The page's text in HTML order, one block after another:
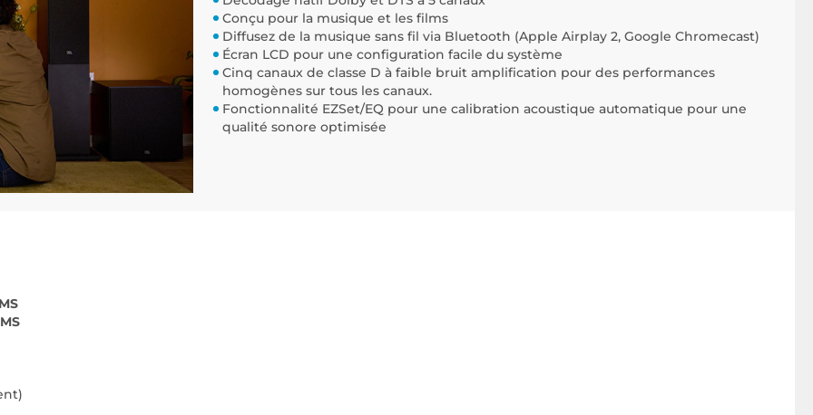
Conçu pour la musique et les films
Diffusez de la musique sans fil via Bluetooth (Apple Airplay 2, Google Chromecast)
Écran LCD pour une configuration facile du système
Cinq canaux de classe D à faible bruit amplification pour des performances
homogènes sur tous les canaux.
Fonctionnalité EZSet/EQ pour une calibration acoustique automatique pour une
qualité sonore optimisée